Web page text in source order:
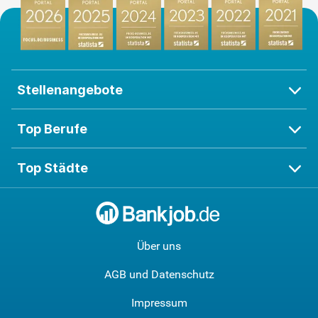
Stellenangebote
Top Berufe
Top Städte
Über uns
AGB und Datenschutz
Impressum